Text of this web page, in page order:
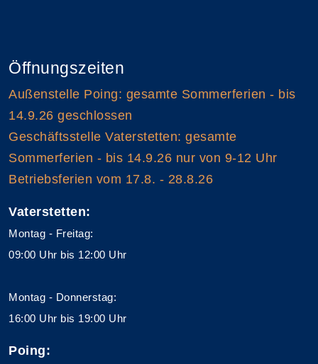
Öffnungszeiten
Außenstelle Poing: gesamte Sommerferien - bis
14.9.26 geschlossen
Geschäftsstelle Vaterstetten: gesamte
Sommerferien - bis 14.9.26 nur von 9-12 Uhr
Betriebsferien vom 17.8. - 28.8.26
Vaterstetten:
Montag - Freitag:
09:00 Uhr bis 12:00 Uhr
Montag - Donnerstag:
16:00 Uhr bis 19:00 Uhr
Poing: